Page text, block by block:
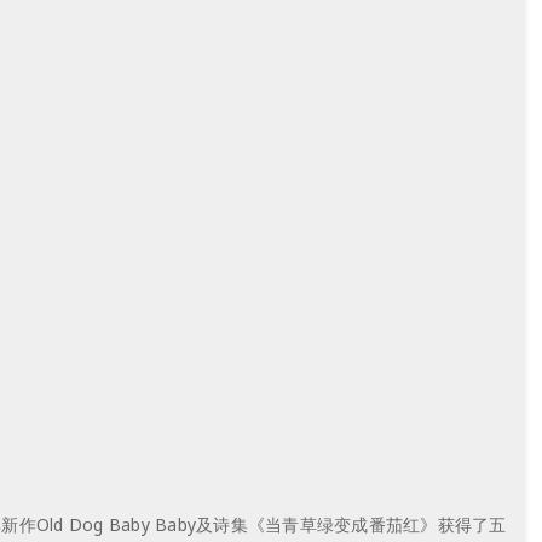
作Old Dog Baby Baby及诗集《当青草绿变成番茄红》获得了五